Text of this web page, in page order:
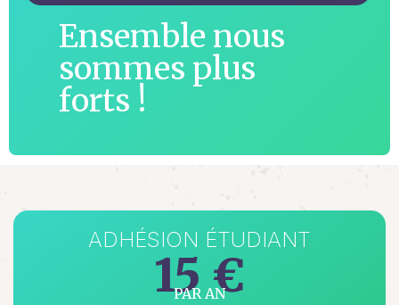
Ensemble nous
sommes plus
forts !
ADHÉSION ÉTUDIANT
15 €
PAR AN